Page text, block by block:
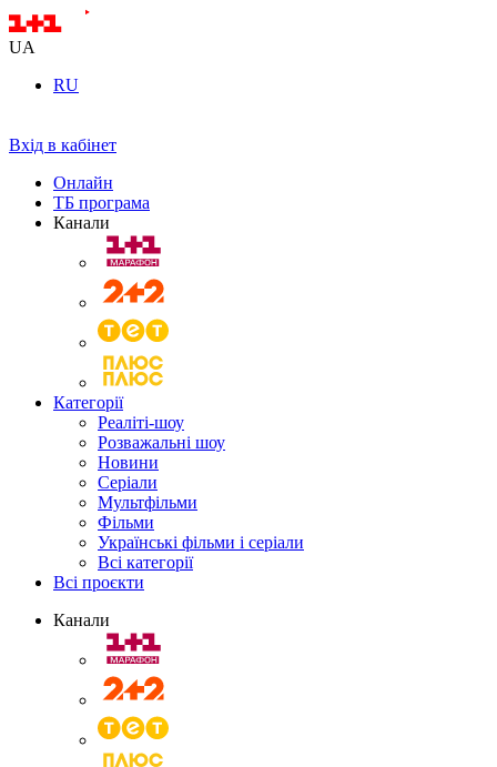
UA
RU
Вхід в кабінет
Онлайн
ТБ програма
Канали
Категорії
Реаліті-шоу
Розважальні шоу
Новини
Серіали
Мультфільми
Фільми
Українські фільми і серіали
Всі категорії
Всі проєкти
Канали